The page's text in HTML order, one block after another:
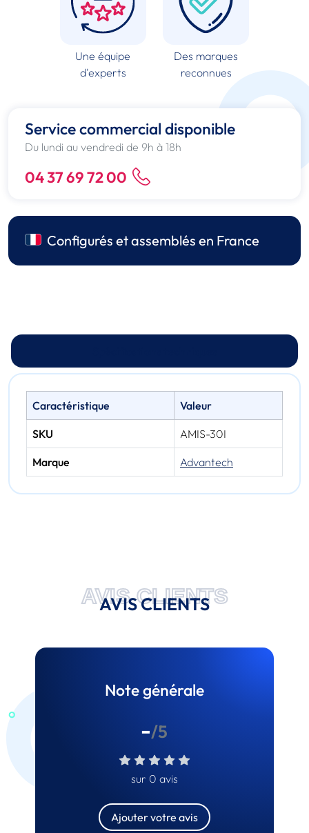
Une équipe
d'experts
Des marques
reconnues
Service commercial disponible
Du lundi au vendredi de 9h à 18h
04 37 69 72 00
Configurés et assemblés en France
Caractéristique Valeur
SKU AMIS-30I
Marque Advantech
AVIS CLIENTS
AVIS CLIENTS
Note générale
-/5
sur 0 avis
Ajouter votre avis